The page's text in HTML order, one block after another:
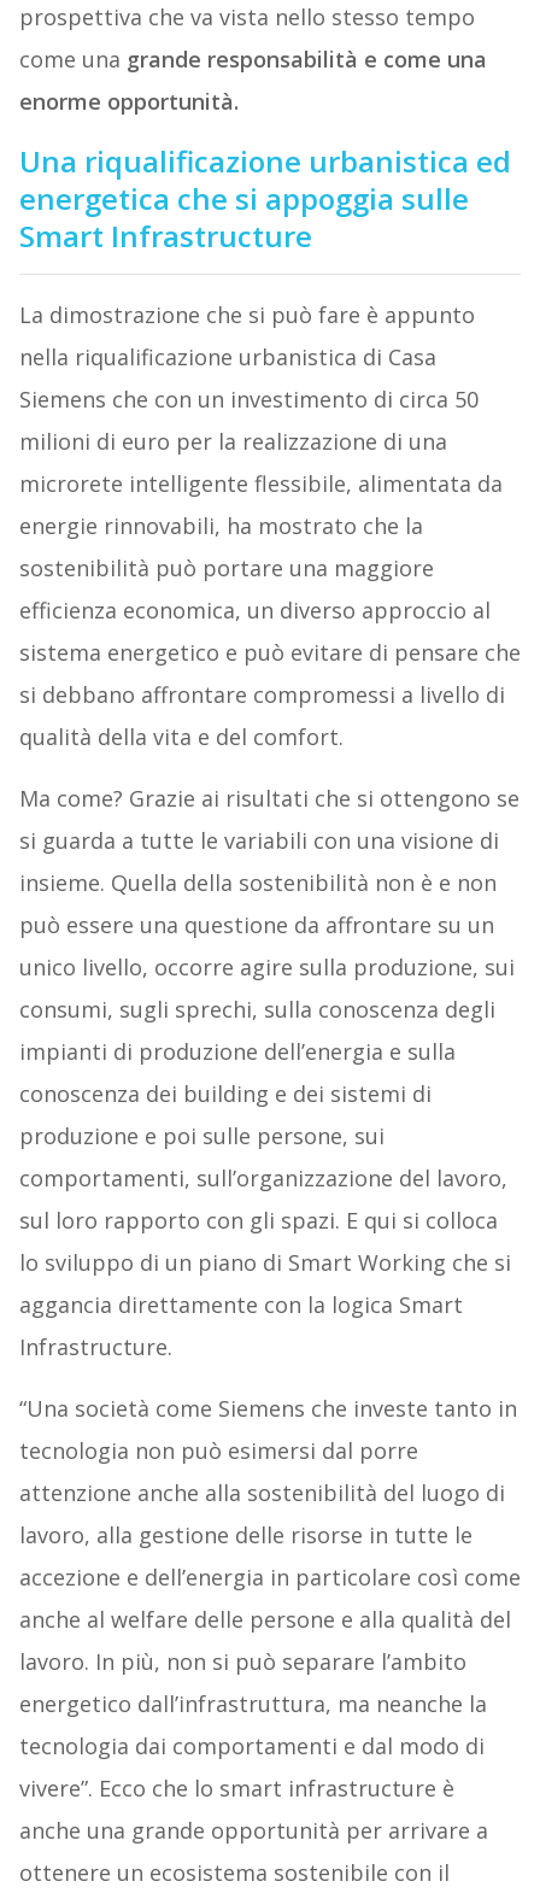
prospettiva che va vista nello stesso tempo
come una grande responsabilità e come una
enorme opportunità.
Una riqualificazione urbanistica ed
energetica che si appoggia sulle
Smart Infrastructure
La dimostrazione che si può fare è appunto
nella riqualificazione urbanistica di Casa
Siemens che con un investimento di circa 50
milioni di euro per la realizzazione di una
microrete intelligente flessibile, alimentata da
energie rinnovabili, ha mostrato che la
sostenibilità può portare una maggiore
efficienza economica, un diverso approccio al
sistema energetico e può evitare di pensare che
si debbano affrontare compromessi a livello di
qualità della vita e del comfort.
Ma come? Grazie ai risultati che si ottengono se
si guarda a tutte le variabili con una visione di
insieme. Quella della sostenibilità non è e non
può essere una questione da affrontare su un
unico livello, occorre agire sulla produzione, sui
consumi, sugli sprechi, sulla conoscenza degli
impianti di produzione dell’energia e sulla
conoscenza dei building e dei sistemi di
produzione e poi sulle persone, sui
comportamenti, sull’organizzazione del lavoro,
sul loro rapporto con gli spazi. E qui si colloca
lo sviluppo di un piano di Smart Working che si
aggancia direttamente con la logica Smart
Infrastructure.
“Una società come Siemens che investe tanto in
tecnologia non può esimersi dal porre
attenzione anche alla sostenibilità del luogo di
lavoro, alla gestione delle risorse in tutte le
accezione e dell’energia in particolare così come
anche al welfare delle persone e alla qualità del
lavoro. In più, non si può separare l’ambito
energetico dall’infrastruttura, ma neanche la
tecnologia dai comportamenti e dal modo di
vivere”. Ecco che lo smart infrastructure è
anche una grande opportunità per arrivare a
ottenere un ecosistema sostenibile con il